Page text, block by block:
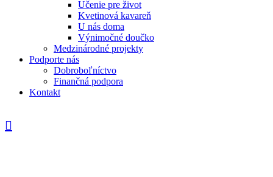
Učenie pre život
Kvetinová kavareň
U nás doma
Výnimočné doučko
Medzinárodné projekty
Podporte nás
Dobroboľníctvo
Finančná podpora
Kontakt